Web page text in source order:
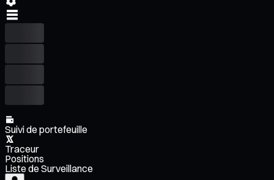
Suivi de portefeuille
Traceur
Positions
Liste de Surveillance